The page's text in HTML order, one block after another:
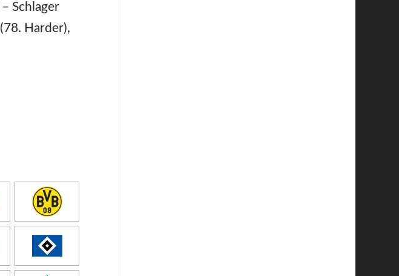
– Schlager
(78. Harder),